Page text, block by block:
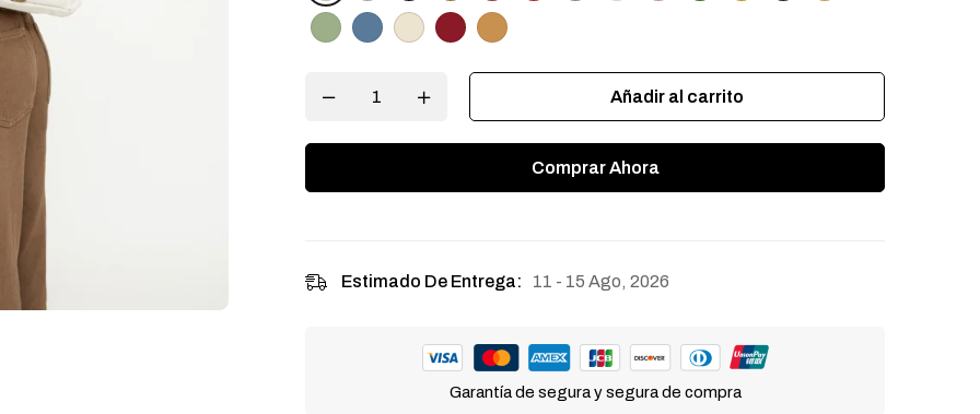
Añadir al carrito
Comprar Ahora
Estimado De Entrega: 11 - 15 Ago, 2026
Garantía de segura y segura de compra